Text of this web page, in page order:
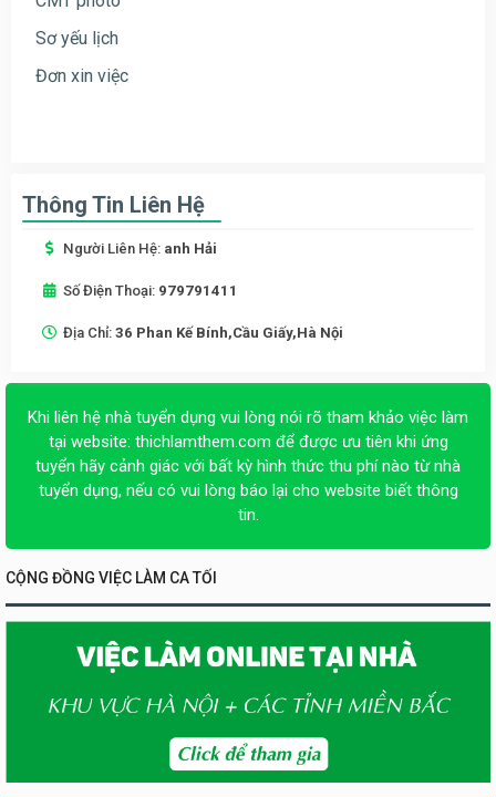
Sơ yếu lịch
Đơn xin việc
Thông Tin Liên Hệ
Người Liên Hệ: anh Hải
Số Điện Thoại: 979791411
Địa Chỉ: 36 Phan Kế Bính,Cầu Giấy,Hà Nội
Khi liên hệ nhà tuyển dụng vui lòng nói rõ tham khảo việc làm
tại website: thichlamthem.com để được ưu tiên khi ứng
tuyển hãy cảnh giác với bất kỳ hình thức thu phí nào từ nhà
tuyển dụng, nếu có vui lòng báo lại cho website biết thông
tin.
CỘNG ĐỒNG VIỆC LÀM CA TỐI